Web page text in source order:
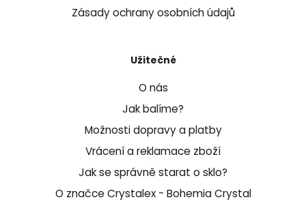
Zásady ochrany osobních údajů
Užitečné
O nás
Jak balíme?
Možnosti dopravy a platby
Vrácení a reklamace zboží
Jak se správně starat o sklo?
O značce Crystalex - Bohemia Crystal